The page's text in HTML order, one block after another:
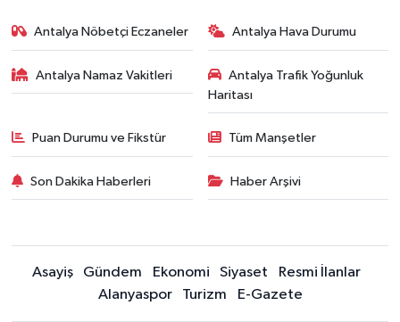
Antalya Nöbetçi Eczaneler Antalya Hava Durumu
Antalya Namaz Vakitleri
Antalya Trafik Yoğunluk
Haritası
Puan Durumu ve Fikstür Tüm Manşetler
Son Dakika Haberleri Haber Arşivi
Asayiş Gündem Ekonomi Siyaset
Resmi İlanlar
Alanyaspor
Turizm E-Gazete